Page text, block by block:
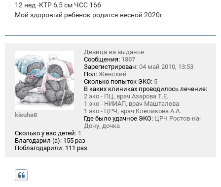
12 нед -КТР 6,5 см ЧСС 166
Мой здоровый ребенок родится весной 2020г
kisuha8
Девица на выданье
Сообщения: 1807
Зарегистрирован: 04 май 2010, 13:53
Пол: Женский
Сколько попыток ЭКО: 5
В каких клиниках проводилось лечение:
2 эко - ПЦ, врач Азарова Т.Е.
1 эко - НИИАП, врач Машталова
1 эко - ЦРЧ, врач Клепикова А.А.
Где было удачное ЭКО: ЦРЧ Ростов-на-
Дону, дочка
Сколько у вас детей: 1
Благодарил (а): 155 раз
Поблагодарили: 111 раз